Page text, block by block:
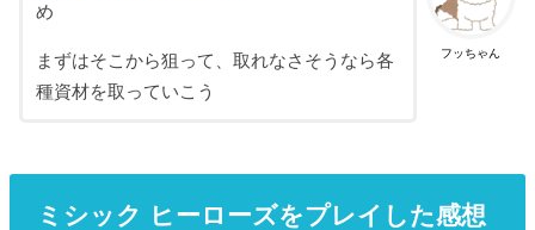
フッちゃん
め
まずはそこから狙って、取れなさそうなら各
種資材を取っていこう
ミシック ヒーローズをプレイした感想